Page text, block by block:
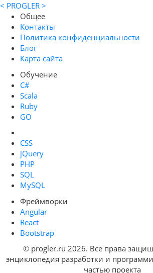
< PROGLER >
Общее
Контакты
Политика конфиденциальности
Блог
Карта сайта
Обучение
C#
Scala
Ruby
GO
CSS
jQuery
PHP
SQL
MySQL
Фреймворки
Angular
React
Bootstrap
© progler.ru 2026. Все права
энциклопедия разработки и
частью проекта